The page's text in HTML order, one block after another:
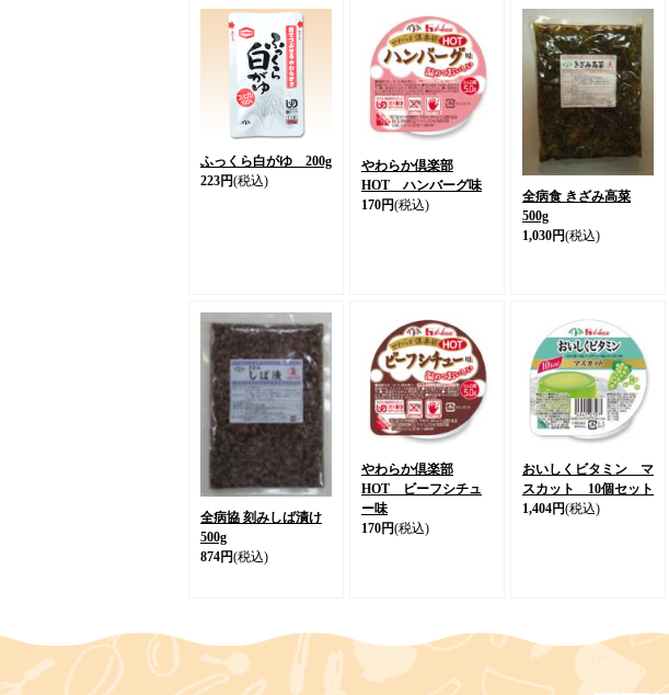
ふっくら白がゆ 200g
223円(税込)
やわらか倶楽部
HOT ハンバーグ味
170円(税込)
全病食 きざみ高菜
500g
1,030円(税込)
全病協 刻みしば漬け
500g
874円(税込)
やわらか倶楽部
HOT ビーフシチュ
ー味
170円(税込)
おいしくビタミン マ
スカット 10個セット
1,404円(税込)